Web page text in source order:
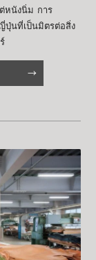
หนังนิ่ม การ
ปุ่นที่เป็นมิตรต่อสิ่ง